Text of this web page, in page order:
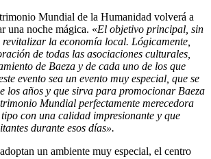
Mundial de la Humanidad volverá a
una noche mágica. «El objetivo principal, sin
la economía local. Lógicamente,
de todas las asociaciones culturales,
de Baeza y de cada uno de los que
evento sea un evento muy especial, que se
los años y que sirva para promocionar Baeza
Mundial perfectamente merecedora
con una calidad impresionante y que
durante esos días».
un ambiente muy especial, el centro